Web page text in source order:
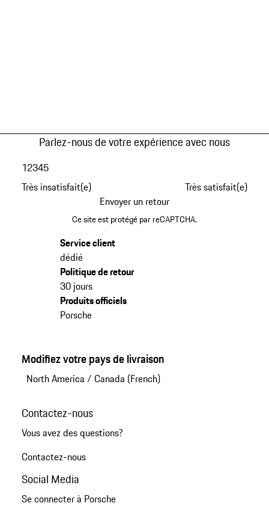
Parlez-nous de votre expérience avec nous
Très insatisfait(e)
12345
Très satisfait(e)
Envoyer un retour
Ce site est protégé par reCAPTCHA.
Service client
dédié
Politique de retour
30 jours
Produits officiels
Porsche
Modifiez votre pays de livraison
North America / Canada (French)
Contactez-nous
Vous avez des questions?
Contactez-nous
Social Media
Se connecter à Porsche